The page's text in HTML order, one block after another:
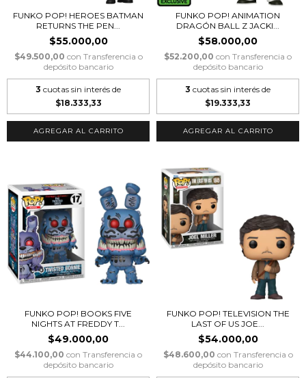
FUNKO POP! HEROES BATMAN
RETURNS THE PEN...
$55.000,00
$49.500,00 con Transferencia o
depósito bancario
3 cuotas sin interés de
$18.333,33
FUNKO POP! ANIMATION
DRAGÓN BALL Z JACKI...
$58.000,00
$52.200,00 con Transferencia o
depósito bancario
3 cuotas sin interés de
$19.333,33
FUNKO POP! BOOKS FIVE
NIGHTS AT FREDDY T...
$49.000,00
$44.100,00 con Transferencia o
depósito bancario
FUNKO POP! TELEVISION THE
LAST OF US JOE...
$54.000,00
$48.600,00 con Transferencia o
depósito bancario